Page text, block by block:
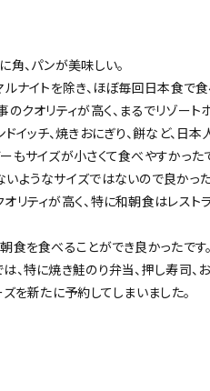
角、パンが美味しい。
ルナイトを除き、ほぼ毎回日本食で食
クオリティが高く、まるでリゾート
イッチ、焼きおにぎり、餅など、日
もサイズが小さくて食べやすかった
ようなサイズではないので良かった
リティが高く、特に和朝食はレス
食を食べることができ良かったです。
、特に焼き鮭のり弁当、押し寿司、
を新たに予約してしまいました。